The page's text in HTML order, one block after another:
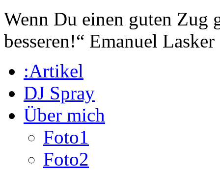
Wenn Du einen guten Zug
besseren!“ Emanuel Lasker
:Artikel
DJ Spray
Über mich
Foto1
Foto2